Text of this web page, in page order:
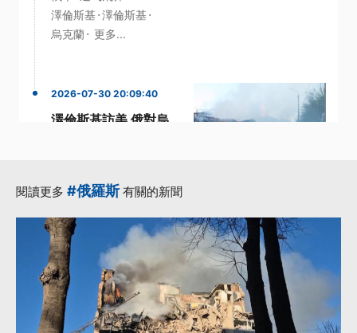
澤倫斯基 ·澤倫斯基 ·
烏克蘭· 更多...
2026-07-30 20:09:40
澤倫斯基訪美 俄對烏
閱讀更多 #俄羅斯有關的新聞